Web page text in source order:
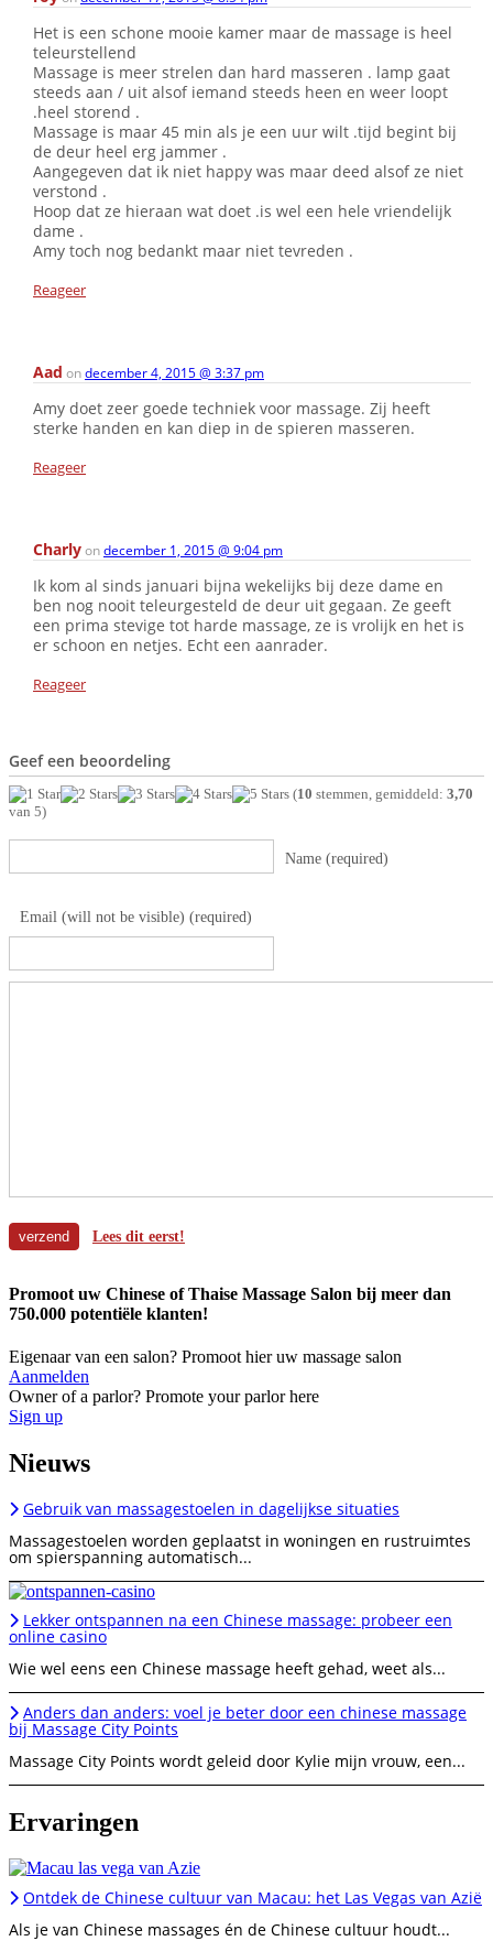
Het is een schone mooie kamer maar de massage is heel
teleurstellend
Massage is meer strelen dan hard masseren . lamp gaat
steeds aan / uit alsof iemand steeds heen en weer loopt
.heel storend .
Massage is maar 45 min als je een uur wilt .tijd begint bij
de deur heel erg jammer .
Aangegeven dat ik niet happy was maar deed alsof ze niet
verstond .
Hoop dat ze hieraan wat doet .is wel een hele vriendelijk
dame .
Amy toch nog bedankt maar niet tevreden .
Reageer
Aad ondecember 4, 2015 @ 3:37 pm
Amy doet zeer goede techniek voor massage. Zij heeft
sterke handen en kan diep in de spieren masseren.
Reageer
Charlyondecember 1, 2015 @ 9:04 pm
Ik kom al sinds januari bijna wekelijks bij deze dame en
ben nog nooit teleurgesteld de deur uit gegaan. Ze geeft
een prima stevige tot harde massage, ze is vrolijk en het is
er schoon en netjes. Echt een aanrader.
Reageer
Geef een beoordeling
(10 stemmen, gemiddeld: 3,70
van 5)
Name (required)
Email (will not be visible) (required)
Lees dit eerst!
Promoot uw Chinese of Thaise Massage Salon bij meer dan
750.000 potentiële klanten!
Eigenaar van een salon? Promoot hier uw massage salon
Aanmelden
Owner of a parlor? Promote your parlor here
Sign up
Nieuws
Gebruik van massagestoelen in dagelijkse situaties
Massagestoelen worden geplaatst in woningen en rustruimtes
om spierspanning automatisch...
Lekker ontspannen na een Chinese massage: probeer een
online casino
Wie wel eens een Chinese massage heeft gehad, weet als...
Anders dan anders: voel je beter door een chinese massage
bij Massage City Points
Massage City Points wordt geleid door Kylie mijn vrouw, een...
Ervaringen
Ontdek de Chinese cultuur van Macau: het Las Vegas van Azië
Als je van Chinese massages én de Chinese cultuur houdt...